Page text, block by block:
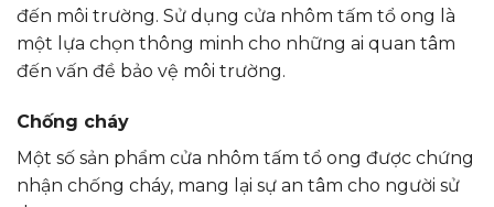
đến môi trường. Sử dụng cửa nhôm tấm tổ ong là
một lựa chọn thông minh cho những ai quan tâm
đến vấn đề bảo vệ môi trường.
Chống cháy
Một số sản phẩm cửa nhôm tấm tổ ong được chứng
nhận chống cháy, mang lại sự an tâm cho người sử